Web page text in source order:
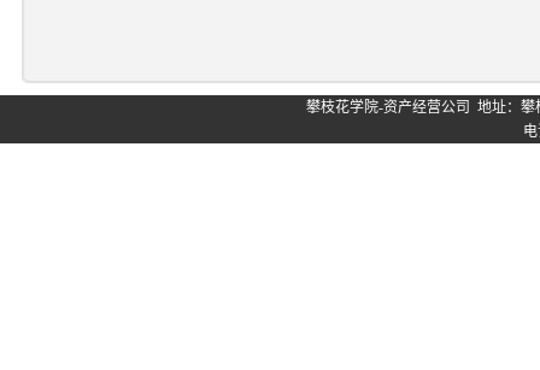
攀枝花学院-资产经营公司 地址：攀